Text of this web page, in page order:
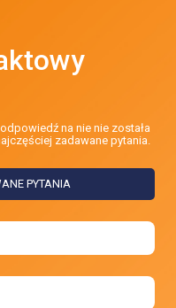
na nie nie została
zadawane pytania.
PYTANIA